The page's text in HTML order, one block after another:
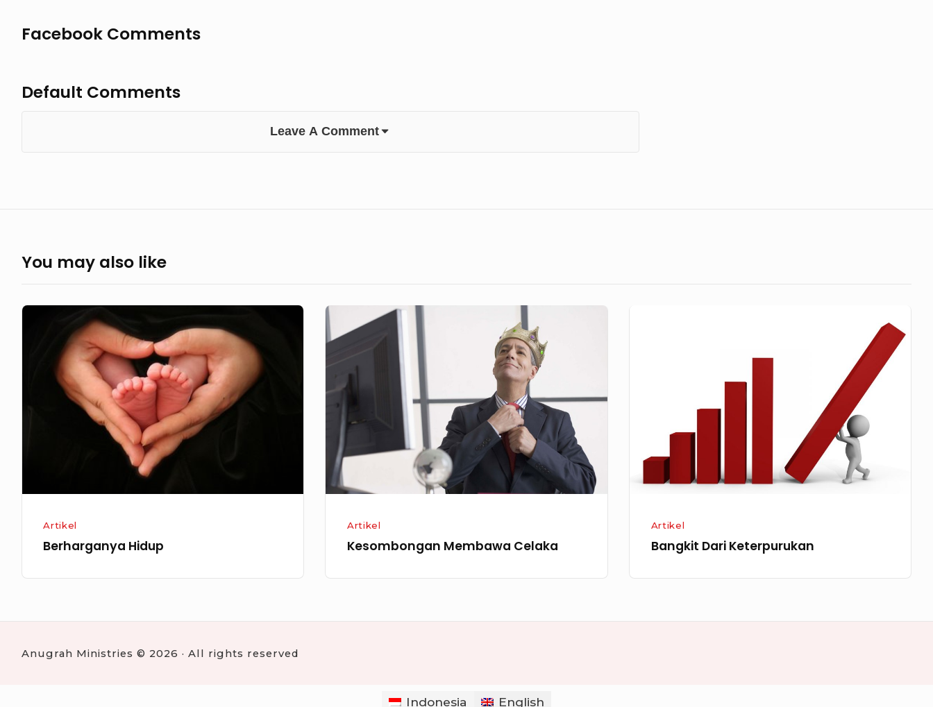
Facebook Comments
Default Comments
Leave A Comment
You may also like
Berharganya
Artikel
Berharganya Hidup
Kesombongan
Membawa
Artikel
Kesombongan Membawa Celaka
Artikel
Bangkit Dari Keterpurukan
Anugrah Ministries © 2026 · All rights reserved
Indonesia English